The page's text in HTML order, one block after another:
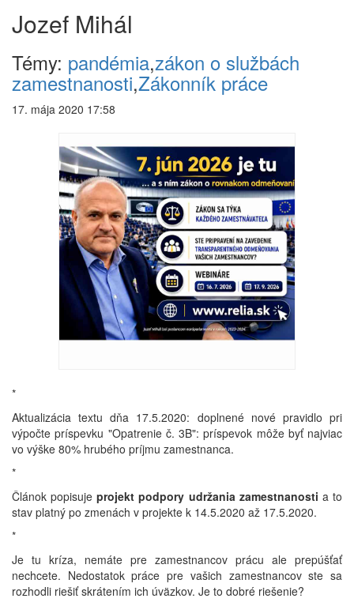
Jozef Mihál
Témy: pandémia,zákon o službách
zamestnanosti,Zákonník práce
17. mája 2020 17:58
*
Aktualizácia textu dňa 17.5.2020: doplnené nové pravidlo pri
výpočte príspevku "Opatrenie č. 3B": príspevok môže byť najviac
vo výške 80% hrubého príjmu zamestnanca.
*
Článok popisujeprojekt podpory udržania zamestnanosti a to
stav platný po zmenách v projekte k 14.5.2020 až 17.5.2020.
*
Je tu kríza, nemáte pre zamestnancov prácu ale prepúšťať
nechcete. Nedostatok práce pre vašich zamestnancov ste sa
rozhodli riešiť skrátením ich úväzkov. Je to dobré riešenie?